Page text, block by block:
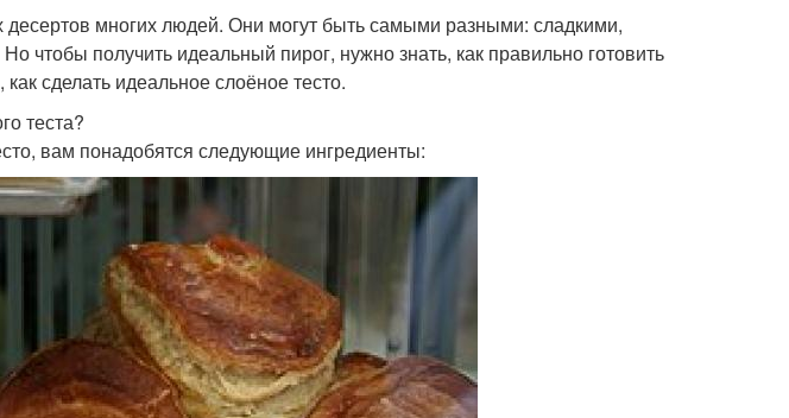
многих людей. Они могут быть самыми разными: сладкими,
чтобы получить идеальный пирог, нужно знать, как правильно готовить
сделать идеальное слоёное тесто.
теста?
вам понадобятся следующие ингредиенты: